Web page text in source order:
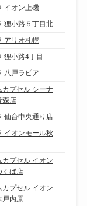
イオン上磯
狸小路５丁目北
アリオ札幌
狸小路4丁目
八戸ラピア
カプセル シーナ
森店
仙台中央通り店
イオンモール秋
カプセル イオン
くば店
カプセル イオン
戸内原